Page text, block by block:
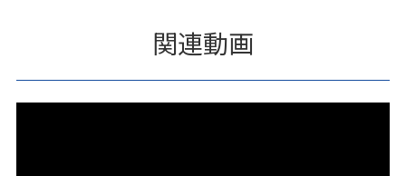
関連動画